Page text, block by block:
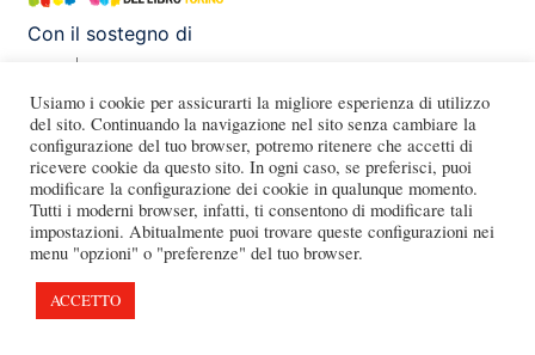
Con il sostegno di
FacebookInstagram
X Youtube
Usiamo i cookie per assicurarti la migliore esperienza di utilizzo
del sito. Continuando la navigazione nel sito senza cambiare la
configurazione del tuo browser, potremo ritenere che accetti di
ricevere cookie da questo sito. In ogni caso, se preferisci, puoi
modificare la configurazione dei cookie in qualunque momento.
Tutti i moderni browser, infatti, ti consentono di modificare tali
impostazioni. Abitualmente puoi trovare queste configurazioni nei
menu "opzioni" o "preferenze" del tuo browser.
ACCETTO